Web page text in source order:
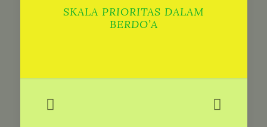
SKALA PRIORITAS DALAM
BERDO’A